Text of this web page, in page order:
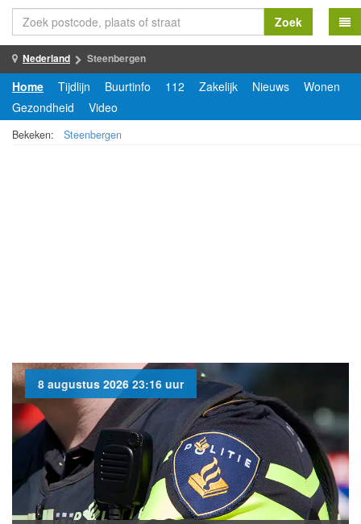
Zoek
Nederland Steenbergen
Home Tijdlijn Buurtinfo 112 Zakelijk Nieuws
Wonen
Gezondheid
Video
Bekeken: Steenbergen
8 augustus 2026 23:16 uur